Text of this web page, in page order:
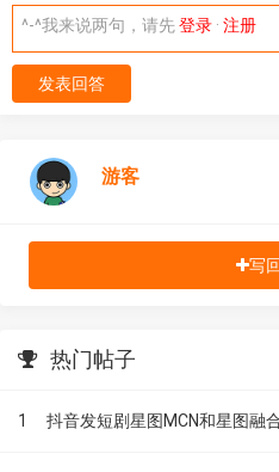
^-^我来说两句，请先登录 · 注册
发表回答
游客
写
热门帖子
1 抖音发短剧星图MCN和星图融